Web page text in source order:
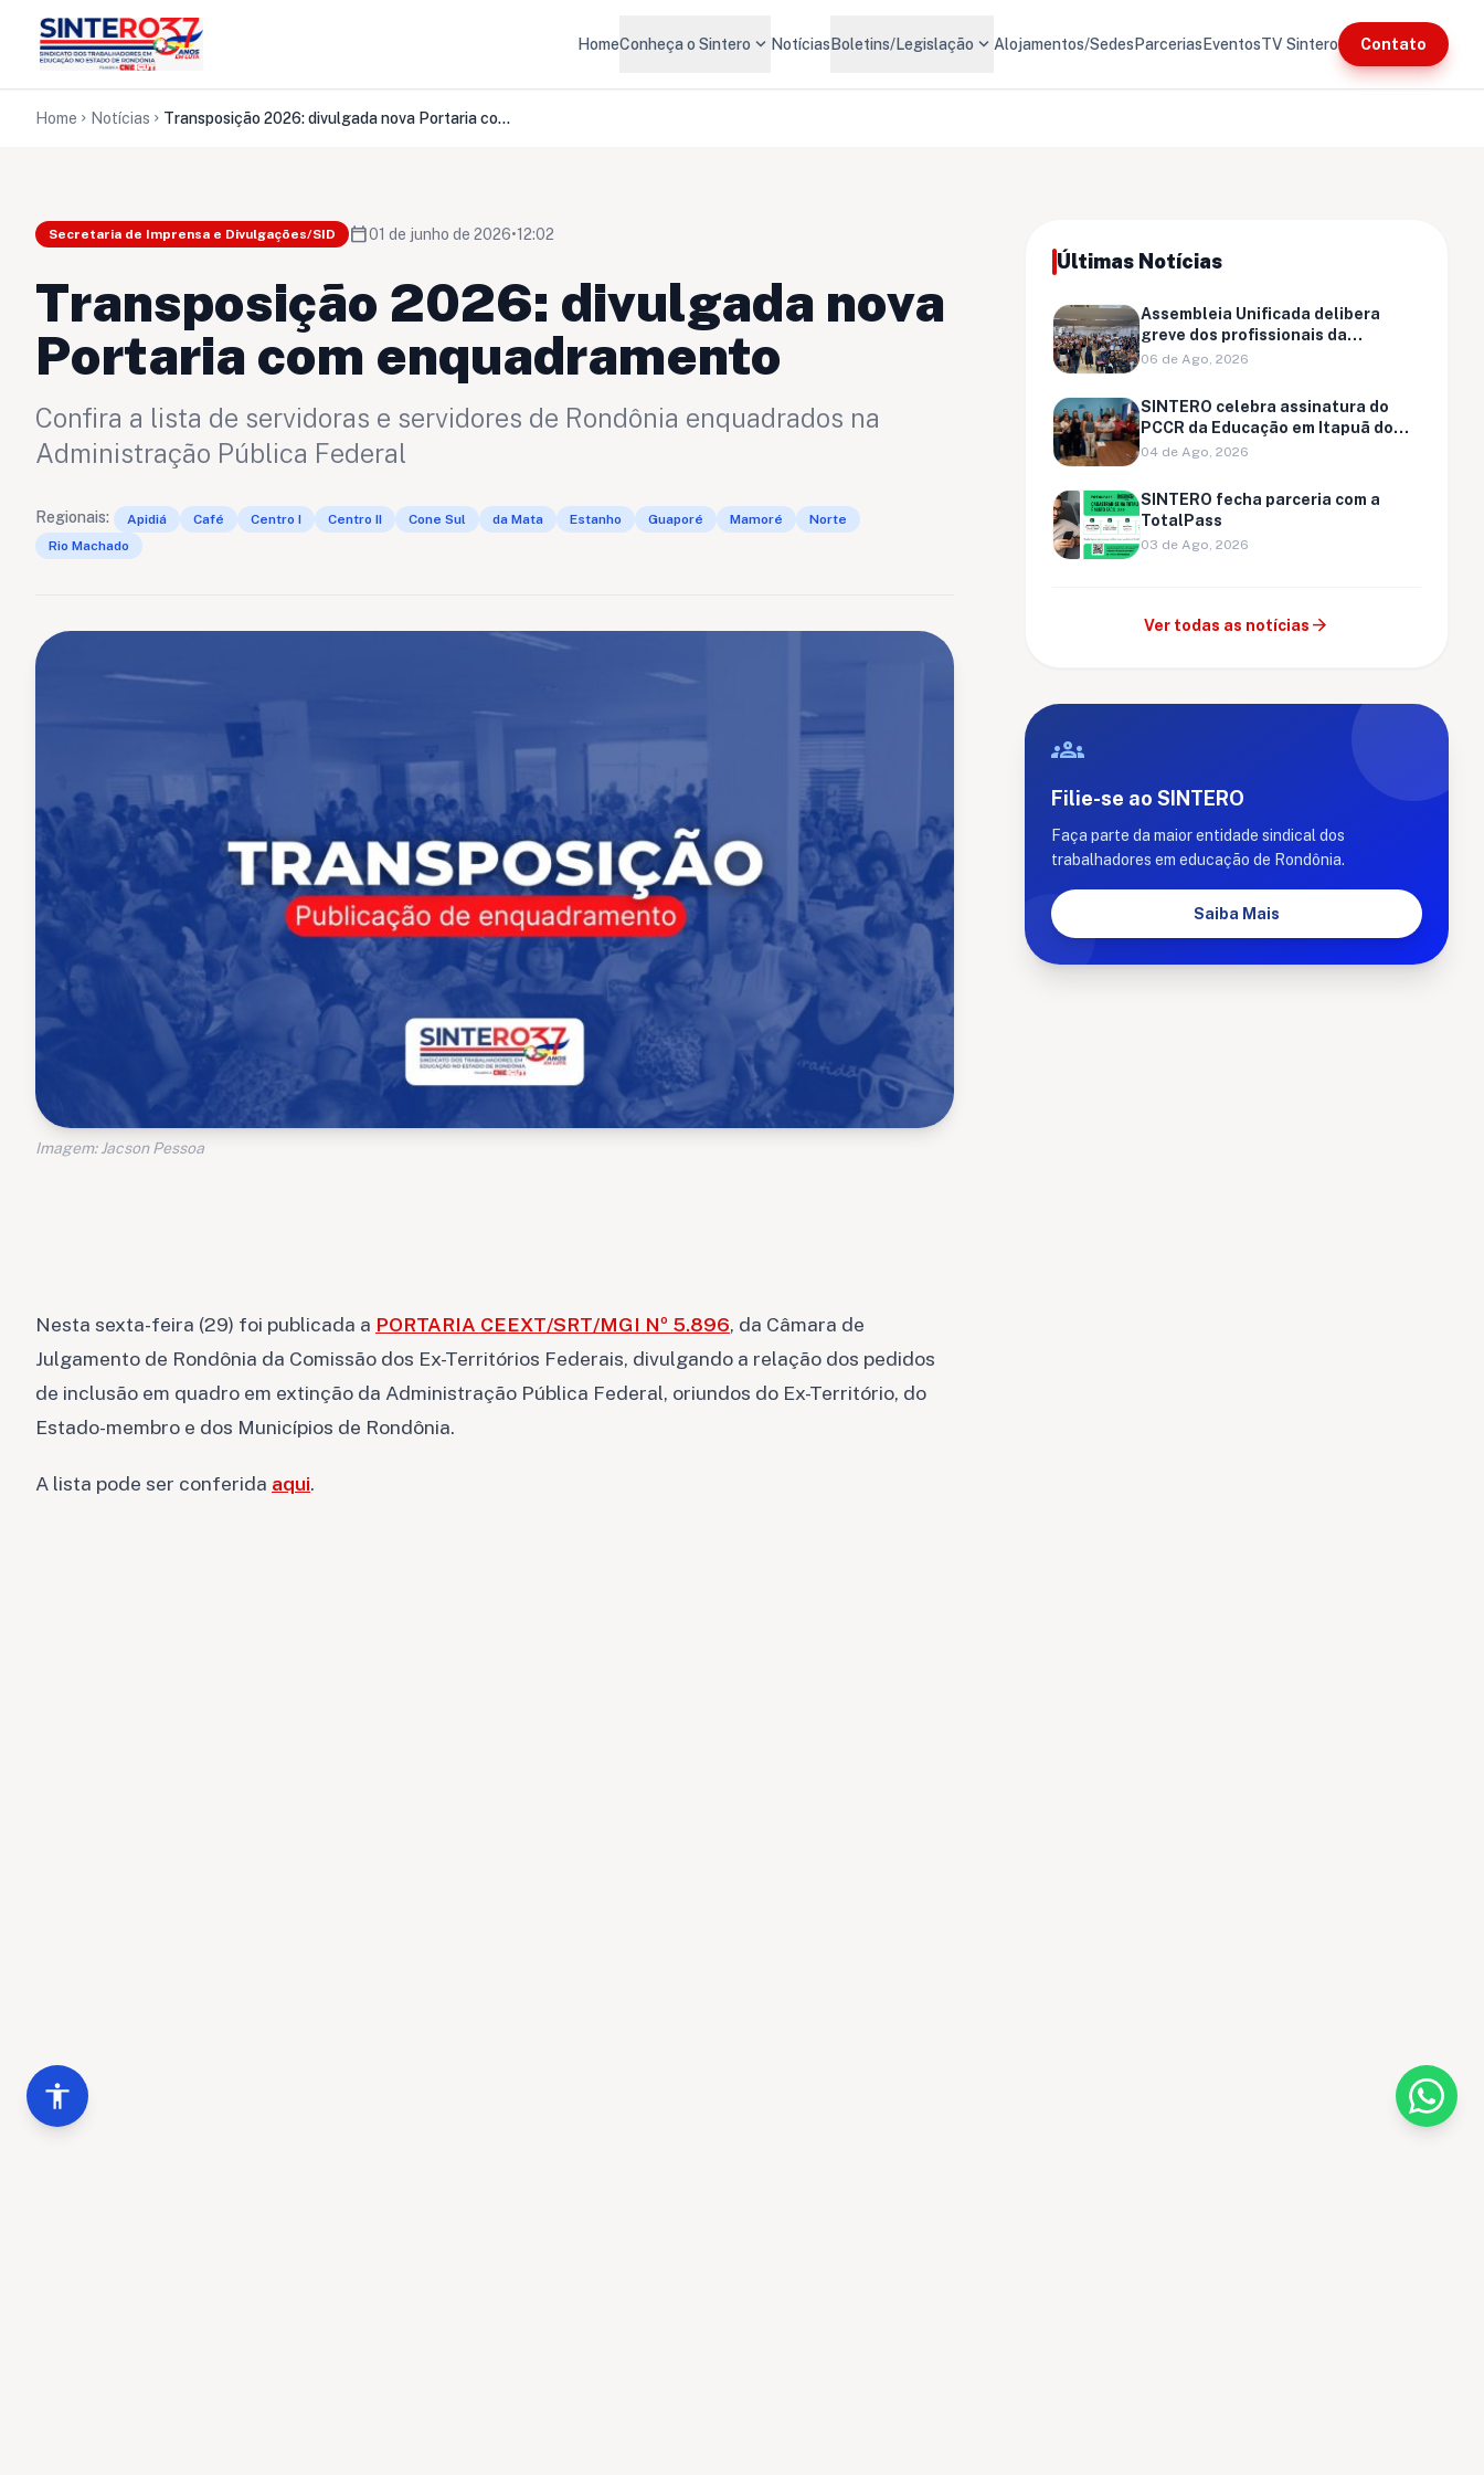
HomeConheça o Sintero expand_more Notícias Boletins/Legislação expand_more Alojamentos/Sedes Parcerias EventosTV Sintero Contato
Home chevron_right Notícias chevron_right Transposição 2026: divulgada nova Portaria com enquadramento
Secretaria de Imprensa e Divulgações/SID calendar_today01 de junho de 2026•12:02
Transposição 2026: divulgada nova
Portaria com enquadramento
Confira a lista de servidoras e servidores de Rondônia enquadrados na
Administração Pública Federal
Regionais: Apidiá Café Centro I Centro II Cone Sul da Mata Estanho Guaporé Mamoré
Norte
Rio Machado
Imagem: Jacson Pessoa
Nesta sexta-feira (29) foi publicada a PORTARIA CEEXT/SRT/MGI Nº 5.896, da Câmara de
Julgamento de Rondônia da Comissão dos Ex-Territórios Federais, divulgando a relação dos pedidos
de inclusão em quadro em extinção da Administração Pública Federal, oriundos do Ex-Território, do
Estado-membro e dos Municípios de Rondônia.
A lista pode ser conferida aqui.
Últimas Notícias
Assembleia Unificada delibera
greve dos profissionais da
educação da rede municipal de
06 de Ago, 2026
SINTERO celebra assinatura do
PCCR da Educação em Itapuã do
Oeste
04 de Ago, 2026
SINTERO fecha parceria com a
TotalPass
03 de Ago, 2026
Ver todas as notícias arrow_forward
groups
Filie-se ao SINTERO
Faça parte da maior entidade sindical dos
trabalhadores em educação de Rondônia.
Saiba Mais